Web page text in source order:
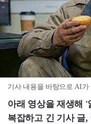
기사 내용을 바탕으로 AI가
아래 영상을 재생해
복잡하고 긴 기사 글,